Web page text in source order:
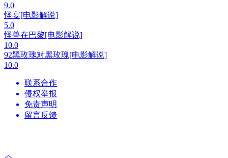
9.0
怪宴[电影解说]
5.0
怪兽在巴黎[电影解说]
10.0
92黑玫瑰对黑玫瑰[电影解说]
10.0
联系合作
侵权举报
免责声明
留言反馈